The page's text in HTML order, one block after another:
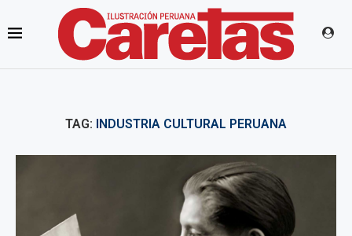
TAG: INDUSTRIA CULTURAL PERUANA